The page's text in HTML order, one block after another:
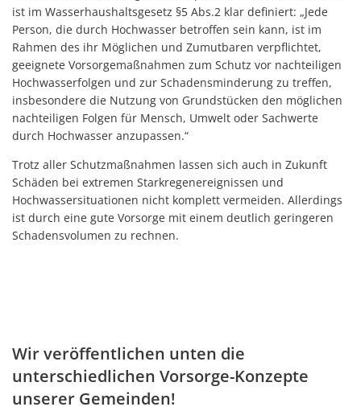
ist im Wasserhaushaltsgesetz §5 Abs.2 klar definiert: „Jede
Person, die durch Hochwasser betroffen sein kann, ist im
Rahmen des ihr Möglichen und Zumutbaren verpflichtet,
geeignete Vorsorgemaßnahmen zum Schutz vor nachteiligen
Hochwasserfolgen und zur Schadensminderung zu treffen,
insbesondere die Nutzung von Grundstücken den möglichen
nachteiligen Folgen für Mensch, Umwelt oder Sachwerte
durch Hochwasser anzupassen.“
Trotz aller Schutzmaßnahmen lassen sich auch in Zukunft
Schäden bei extremen Starkregenereignissen und
Hochwassersituationen nicht komplett vermeiden. Allerdings
ist durch eine gute Vorsorge mit einem deutlich geringeren
Schadensvolumen zu rechnen.
Wir veröffentlichen unten die
unterschiedlichen Vorsorge-Konzepte
unserer Gemeinden!